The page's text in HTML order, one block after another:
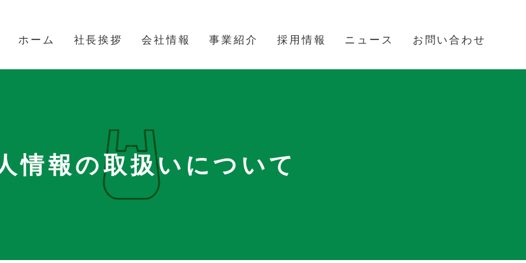
ホーム 社長挨拶 会社情報 事業紹介 採用情報 ニュース お問い合わせ
情報の取扱いについて